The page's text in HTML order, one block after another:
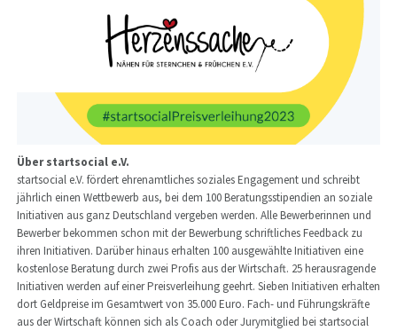
Über startsocial e.V.
startsocial e.V. fördert ehrenamtliches soziales Engagement und schreibt
jährlich einen Wettbewerb aus, bei dem 100 Beratungsstipendien an soziale
Initiativen aus ganz Deutschland vergeben werden. Alle Bewerberinnen und
Bewerber bekommen schon mit der Bewerbung schriftliches Feedback zu
ihren Initiativen. Darüber hinaus erhalten 100 ausgewählte Initiativen eine
kostenlose Beratung durch zwei Profis aus der Wirtschaft. 25 herausragende
Initiativen werden auf einer Preisverleihung geehrt. Sieben Initiativen erhalten
dort Geldpreise im Gesamtwert von 35.000 Euro. Fach- und Führungskräfte
aus der Wirtschaft können sich als Coach oder Jurymitglied bei startsocial